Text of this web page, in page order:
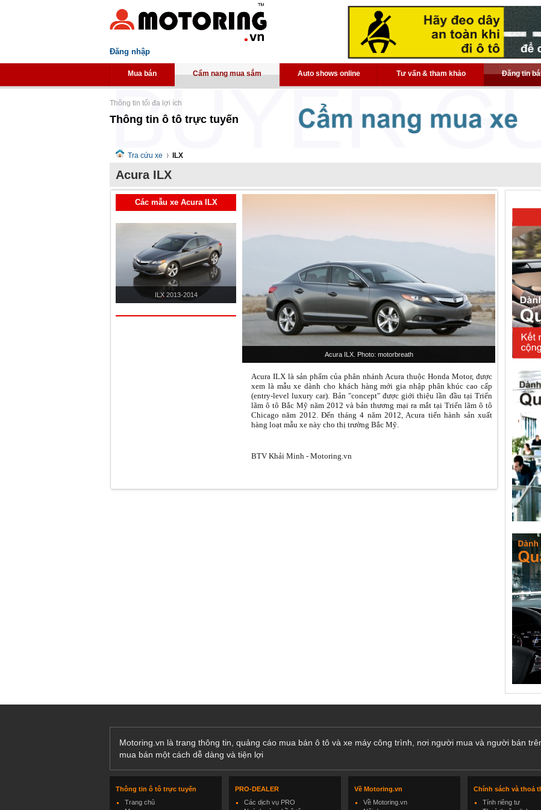
Đăng nhập
Mua bán Cẩm nang mua sắm Auto shows online Tư vấn & tham khảo Đăng tin
Thông tin tối đa lợi ích
Thông tin ô tô trực tuyến
Tra cứu xe ILX
Acura ILX
Các mẫu xe Acura ILX
ILX 2013-2014
Acura ILX. Photo: motorbreath
Acura ILX là sản phẩm của phân nhánh Acura thuộc Honda Motor, được
xem là mẫu xe dành cho khách hàng mới gia nhập phân khúc cao cấp
(entry-level luxury car). Bản "concept" được giới thiệu lần đầu tại Triển
lãm ô tô Bắc Mỹ năm 2012 và bản thương mại ra mắt tại Triển lãm ô tô
Chicago năm 2012. Đến tháng 4 năm 2012, Acura tiến hành sản xuất
hàng loạt mẫu xe này cho thị trường Bắc Mỹ.
BTV Khải Minh - Motoring.vn
Motoring.vn là trang thông tin, quảng cáo mua bán ô tô và xe máy công trình, nơi người mua và người bán
mua bán một cách dễ dàng và tiện lợi
Thông tin ô tô trực tuyến
Trang chủ
PRO-DEALER
Các dịch vụ PRO
Về Motoring.vn
Về Motoring.vn
Chính sách và thoả
Tính riêng tư